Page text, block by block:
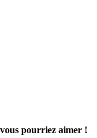
pourriez aimer !